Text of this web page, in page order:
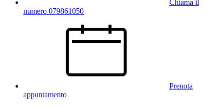
Chiama il
numero 079861050
Prenota
appuntamento